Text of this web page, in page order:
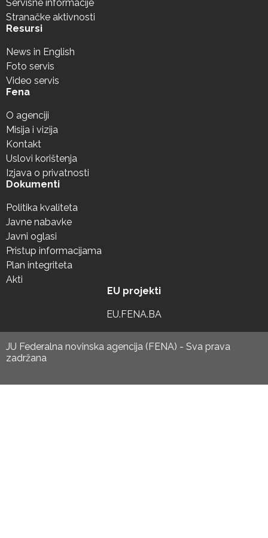
Servisne informacije
Stranačke aktivnosti
Resursi
News in English
Foto servis
Video servis
Fena
O agenciji
Misija i vizija
Kontakt
Uslovi korištenja
Izjava o privatnosti
Dokumenti
Politika kvaliteta
Javne nabavke
Javni oglasi
Pristup informacijama
Plan integriteta
Akti
EU projekti
EU.FENA.BA
JU Federalna novinska agencija (FENA) - Sva prava
zadržana